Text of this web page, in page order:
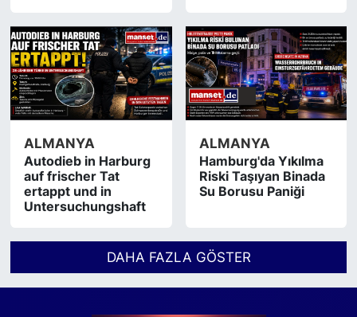
ALMANYA
Autodieb in Harburg
auf frischer Tat
ertappt und in
Untersuchungshaft
ALMANYA
Hamburg'da Yıkılma
Riski Taşıyan Binada
Su Borusu Paniği
DAHA FAZLA GÖSTER